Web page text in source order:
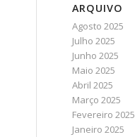
ARQUIVO
Agosto 2025
Julho 2025
Junho 2025
Maio 2025
Abril 2025
Março 2025
Fevereiro 2025
Janeiro 2025